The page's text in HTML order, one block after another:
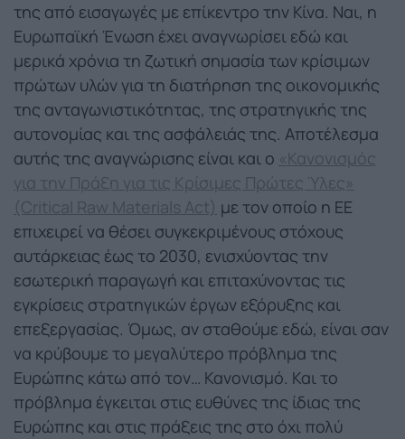
της από εισαγωγές με επίκεντρο την Κίνα. Ναι, η
Ευρωπαϊκή Ένωση έχει αναγνωρίσει εδώ και
μερικά χρόνια τη ζωτική σημασία των κρίσιμων
πρώτων υλών για τη διατήρηση της οικονομικής
της ανταγωνιστικότητας, της στρατηγικής της
αυτονομίας και της ασφάλειάς της. Αποτέλεσμα
αυτής της αναγνώρισης είναι και ο «Κανονισμός
για την Πράξη για τις Κρίσιμες Πρώτες Ύλες»
(Critical Raw Materials Act) με τον οποίο η ΕΕ
επιχειρεί να θέσει συγκεκριμένους στόχους
αυτάρκειας έως το 2030, ενισχύοντας την
εσωτερική παραγωγή και επιταχύνοντας τις
εγκρίσεις στρατηγικών έργων εξόρυξης και
επεξεργασίας. Όμως, αν σταθούμε εδώ, είναι σαν
να κρύβουμε το μεγαλύτερο πρόβλημα της
Ευρώπης κάτω από τον… Κανονισμό. Και το
πρόβλημα έγκειται στις ευθύνες της ίδιας της
Ευρώπης και στις πράξεις της στο όχι πολύ